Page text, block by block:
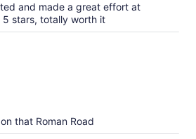
and made a great effort at
stars, totally worth it
that Roman Road